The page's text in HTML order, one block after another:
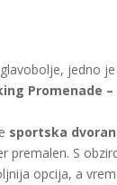
jedno je
Promenade
sportska
premalen. S
opcija, a